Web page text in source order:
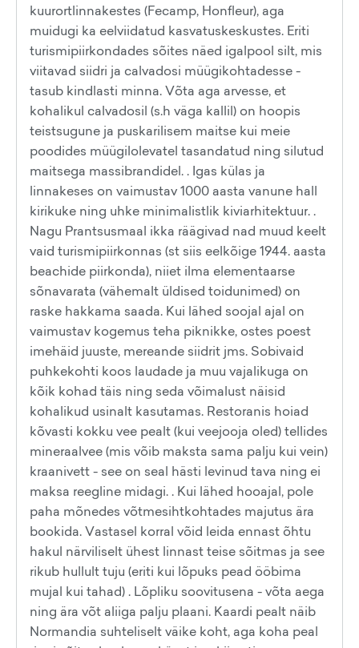
kuurortlinnakestes (Fecamp, Honfleur), aga
muidugi ka eelviidatud kasvatuskeskustes. Eriti
turismipiirkondades sõites näed igalpool silt, mis
viitavad siidri ja calvadosi müügikohtadesse -
tasub kindlasti minna. Võta aga arvesse, et
kohalikul calvadosil (s.h väga kallil) on hoopis
teistsugune ja puskarilisem maitse kui meie
poodides müügilolevatel tasandatud ning silutud
maitsega massibrandidel. . Igas külas ja
linnakeses on vaimustav 1000 aasta vanune hall
kirikuke ning uhke minimalistlik kiviarhitektuur. .
Nagu Prantsusmaal ikka räägivad nad muud keelt
vaid turismipiirkonnas (st siis eelkõige 1944. aasta
beachide piirkonda), niiet ilma elementaarse
sõnavarata (vähemalt üldised toidunimed) on
raske hakkama saada. Kui lähed soojal ajal on
vaimustav kogemus teha piknikke, ostes poest
imehäid juuste, mereande siidrit jms. Sobivaid
puhkekohti koos laudade ja muu vajalikuga on
kõik kohad täis ning seda võimalust näisid
kohalikud usinalt kasutamas. Restoranis hoiad
kõvasti kokku vee pealt (kui veejooja oled) tellides
mineraalvee (mis võib maksta sama palju kui vein)
kraanivett - see on seal hästi levinud tava ning ei
maksa reegline midagi. . Kui lähed hooajal, pole
paha mõnedes võtmesihtkohtades majutus ära
bookida. Vastasel korral võid leida ennast õhtu
hakul närviliselt ühest linnast teise sõitmas ja see
rikub hullult tuju (eriti kui lõpuks pead ööbima
mujal kui tahad) . Lõpliku soovitusena - võta aega
ning ära võt aliiga palju plaani. Kaardi pealt näib
Normandia suhteliselt väike koht, aga koha peal